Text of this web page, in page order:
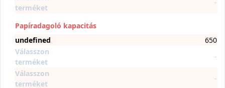
terméket
-
Papíradagoló kapacitás
undefined
650
Válasszon
terméket
-
Válasszon
terméket
-